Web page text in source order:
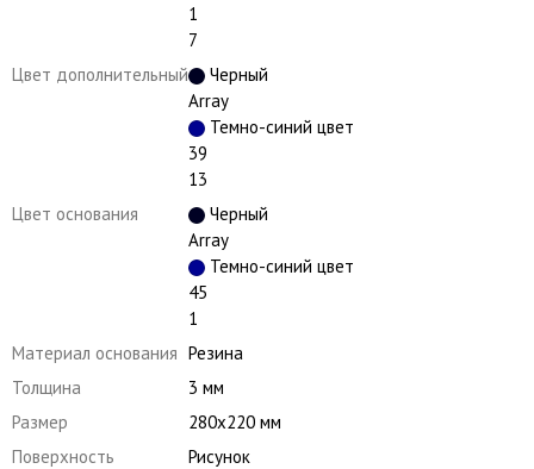
1
7
Цвет дополнительный
Черный
Array
Темно-синий цвет
39
13
Цвет основания
Черный
Array
Темно-синий цвет
45
1
Материал основания Резина
Толщина
3 мм
Размер
280х220 мм
Поверхность
Рисунок